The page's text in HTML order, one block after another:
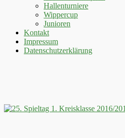
Hallenturniere
Wippercup
Junioren
Kontakt
Impressum
Datenschutzerklärung